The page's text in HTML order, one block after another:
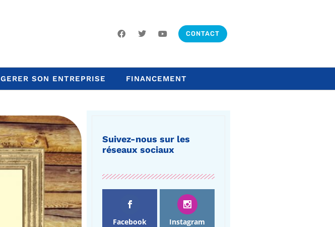
CONTACT
GERER SON ENTREPRISE FINANCEMENT
Suivez-nous sur les
réseaux sociaux
Facebook Instagram